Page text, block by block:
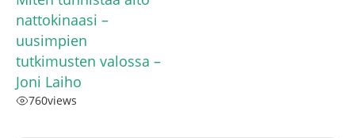
nattokinaasi –
uusimpien
tutkimusten valossa –
Joni Laiho
760views